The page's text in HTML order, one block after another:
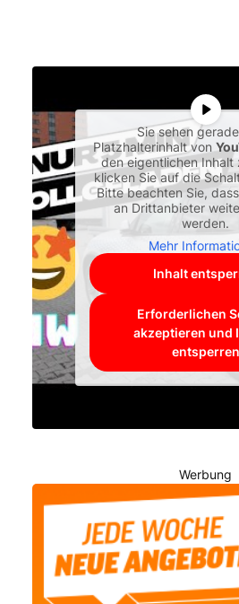
Sie sehen
Platzhalterinhalt von
den eigentlichen Inhalt
klicken Sie auf die
Bitte beachten Sie,
an Drittanbieter
werden.
Mehr
Inhalt
Erforderlichen
akzeptieren und
entsperren
Werbung